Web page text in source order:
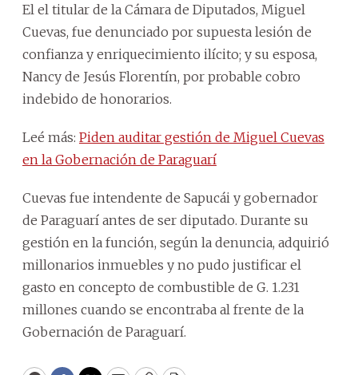
El el titular de la Cámara de Diputados, Miguel
Cuevas, fue denunciado por supuesta lesión de
confianza y enriquecimiento ilícito; y su esposa,
Nancy de Jesús Florentín, por probable cobro
indebido de honorarios.
Leé más: Piden auditar gestión de Miguel Cuevas
en la Gobernación de Paraguarí
Cuevas fue intendente de Sapucái y gobernador
de Paraguarí antes de ser diputado. Durante su
gestión en la función, según la denuncia, adquirió
millonarios inmuebles y no pudo justificar el
gasto en concepto de combustible de G. 1.231
millones cuando se encontraba al frente de la
Gobernación de Paraguarí.